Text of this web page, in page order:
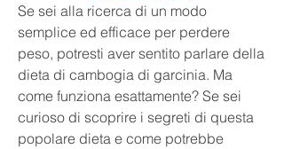
Se sei alla ricerca di un modo
semplice ed efficace per perdere
peso, potresti aver sentito parlare della
dieta di cambogia di garcinia. Ma
come funziona esattamente? Se sei
curioso di scoprire i segreti di questa
popolare dieta e come potrebbe